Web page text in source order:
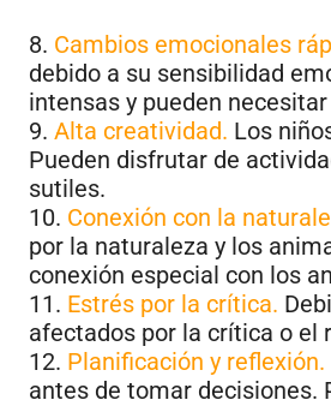
8. Cambios emocionales
debido a su sensibilidad
intensas y pueden
9. Alta creatividad. Los
Pueden disfrutar de
sutiles.
10. Conexión con la
por la naturaleza y los
conexión especial con los
11. Estrés por la crítica.
afectados por la crítica o el
12. Planificación y reflexión.
antes de tomar decisiones.